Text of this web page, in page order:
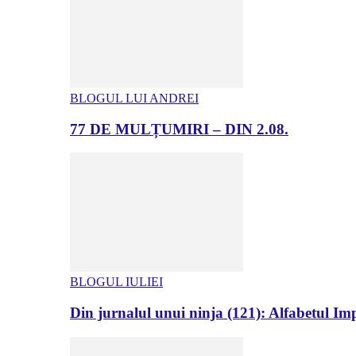
BLOGUL LUI ANDREI
77 DE MULȚUMIRI – DIN 2.08.
BLOGUL IULIEI
Din jurnalul unui ninja (121): Alfabetul